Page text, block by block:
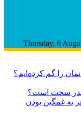
را گم کرده‌ایم؟
سخت است؟
به غمگین بودن